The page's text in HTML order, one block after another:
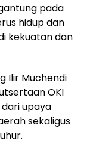
pada
hidup dan
kekuatan dan
Ilir Muchendi
OKI
upaya
sekaligus